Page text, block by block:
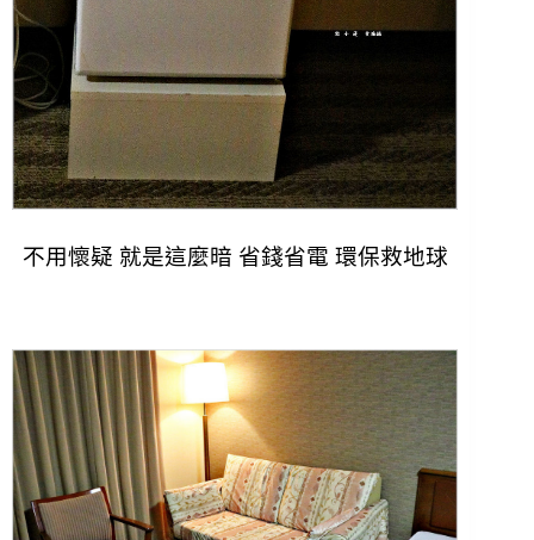
不用懷疑 就是這麼暗 省錢省電 環保救地球